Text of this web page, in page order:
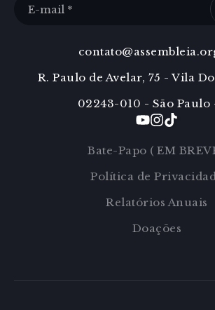
R. Paulo de Avelar, 75 - Vila
02243-010 - São Paulo
Bate-Papo ( EM
Política de
Relatórios Anuais
Doações